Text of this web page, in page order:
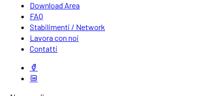
Download Area
FAQ
Stabilimenti / Network
Lavora con noi
Contatti